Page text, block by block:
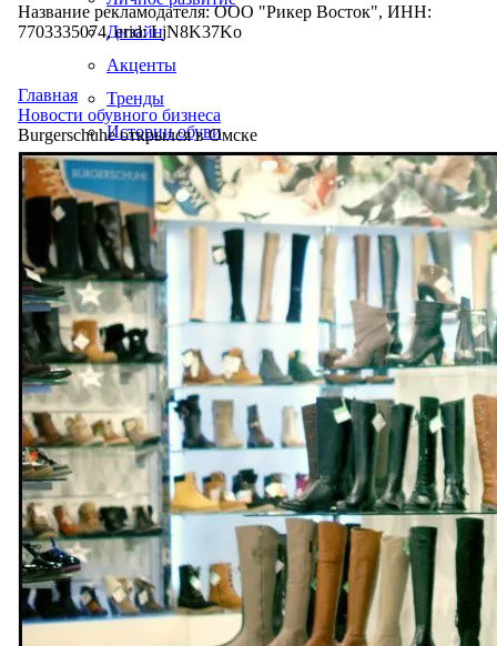
Дизайн
Акценты
Тренды
Истории обуви
Производство
Название рекламодателя: ООО "Рикер Восток", ИНН:
7703335074, erid: LjN8K37Ko
Главная
Новости обувного бизнеса
Burgerschuhe открылся в Омске